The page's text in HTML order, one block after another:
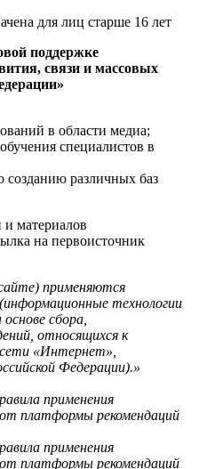
для лиц старше 16 лет
поддержке
связи и массовых
в области медиа;
специалистов в
созданию различных баз
материалов
на первоисточник
применяются
технологии
сбора,
относящихся к
«Интернет»,
Федерации).»
применения
платформы рекомендаций
применения
платформы рекомендаций